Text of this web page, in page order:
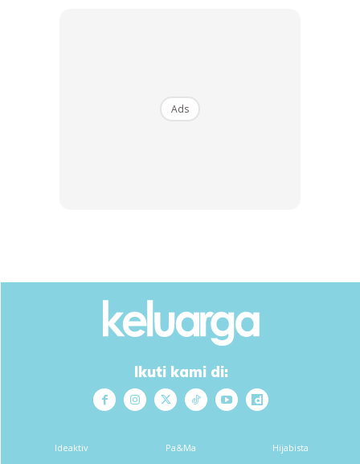
Kisar je semua tu.kulit limau amik 2 biji blend.yg sebiji lagi
perah dulu pastu hiris nipis.
Anda mungkin berminat dengan
Ads
Ikuti kami di:
Ideaktiv Pa&Ma Hijabista